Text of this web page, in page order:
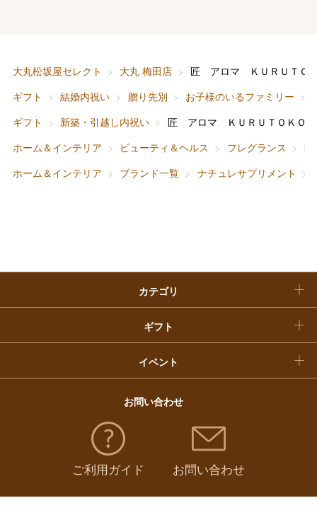
大丸松坂屋セレクト 大丸 梅田店
匠 アロマ ＫＵＲＵＴＯ
ギフト
結婚内祝い 贈り先別 お子様のいるファミリー
ギフト
新築・引越し内祝い
匠 アロマ ＫＵＲＵＴＯＫＯＲ
ホーム＆インテリア
ビューティ＆ヘルス フレグランス
ホーム＆インテリア
ブランド一覧 ナチュレサプリメント
カテゴリ
ファッション
ホーム＆インテリア
ベビー＆キッズ
ギフト
出産内祝い
結婚内祝い
お香典返し
快気祝い
イベント
父の日
お中元
敬老の日
福袋
お問い合わせ
ご利用ガイド お問い合わせ